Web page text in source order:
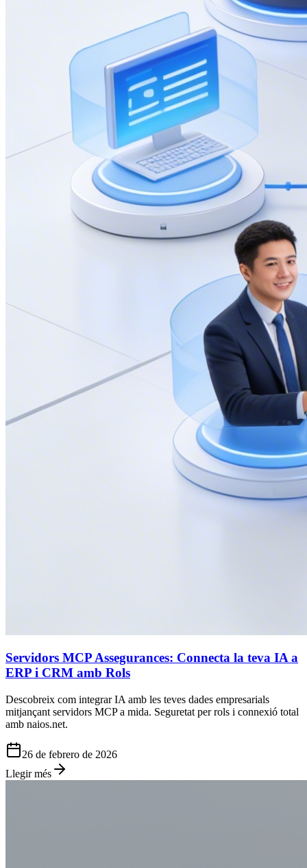
Servidors MCP Assegurances: Connecta la teva IA a
ERP i CRM amb Rols
Descobreix com integrar IA amb les teves dades empresarials
mitjançant servidors MCP a mida. Seguretat per rols i connexió total
amb naios.net.
26 de febrero de 2026
Llegir més